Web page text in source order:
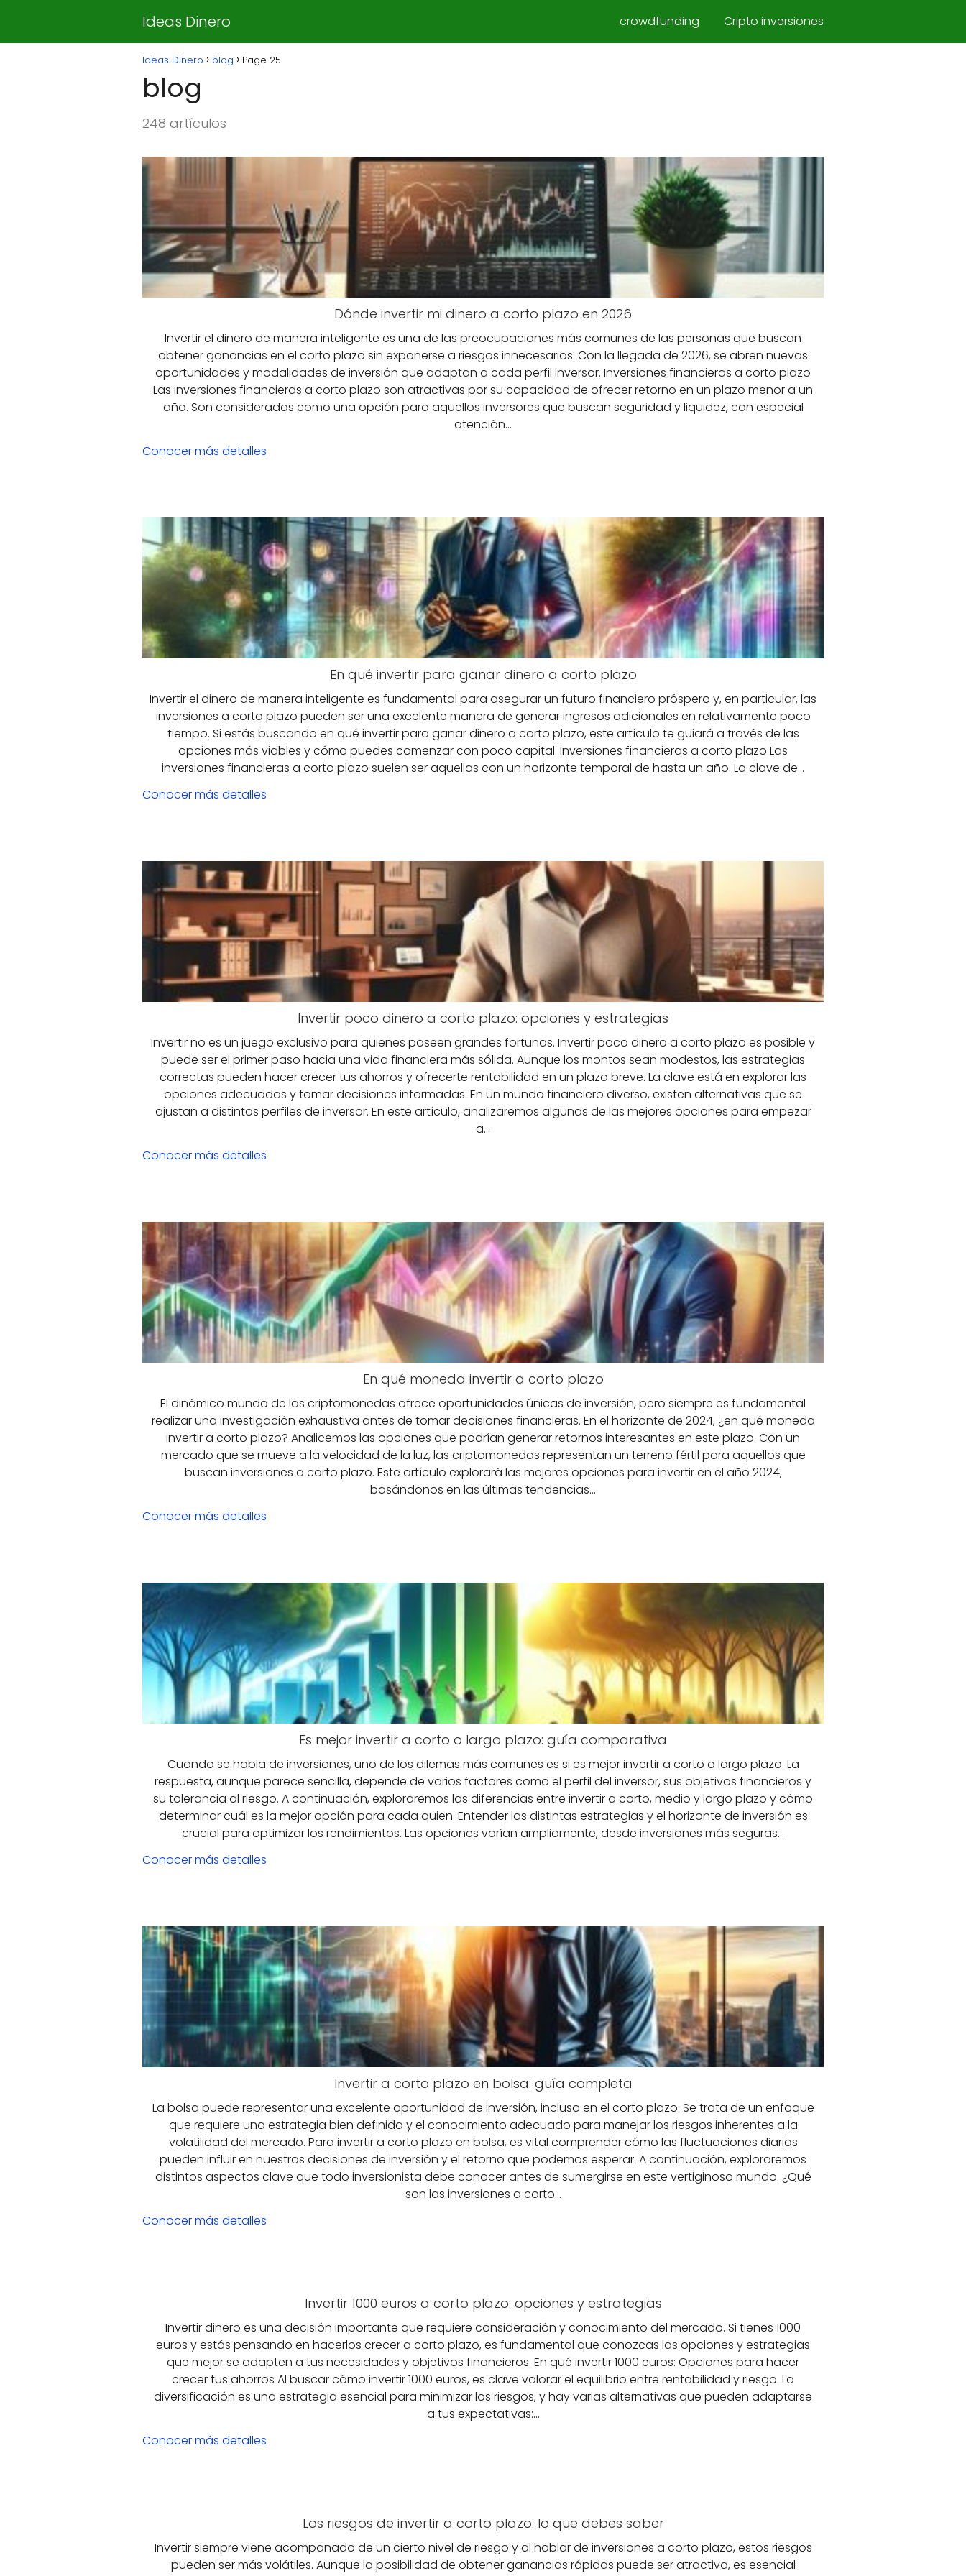
Ideas Dinero crowdfunding Cripto inversiones
Ideas Dinero blog Page 25
blog
248 artículos
Dónde invertir mi dinero a corto plazo en 2026
Invertir el dinero de manera inteligente es una de las preocupaciones más comunes de las personas que buscan
obtener ganancias en el corto plazo sin exponerse a riesgos innecesarios. Con la llegada de 2026, se abren nuevas
oportunidades y modalidades de inversión que adaptan a cada perfil inversor. Inversiones financieras a corto plazo
Las inversiones financieras a corto plazo son atractivas por su capacidad de ofrecer retorno en un plazo menor a un
año. Son consideradas como una opción para aquellos inversores que buscan seguridad y liquidez, con especial
atención…
Conocer más detalles
En qué invertir para ganar dinero a corto plazo
Invertir el dinero de manera inteligente es fundamental para asegurar un futuro financiero próspero y, en particular, las
inversiones a corto plazo pueden ser una excelente manera de generar ingresos adicionales en relativamente poco
tiempo. Si estás buscando en qué invertir para ganar dinero a corto plazo, este artículo te guiará a través de las
opciones más viables y cómo puedes comenzar con poco capital. Inversiones financieras a corto plazo Las
inversiones financieras a corto plazo suelen ser aquellas con un horizonte temporal de hasta un año. La clave de…
Conocer más detalles
Invertir poco dinero a corto plazo: opciones y estrategias
Invertir no es un juego exclusivo para quienes poseen grandes fortunas. Invertir poco dinero a corto plazo es posible y
puede ser el primer paso hacia una vida financiera más sólida. Aunque los montos sean modestos, las estrategias
correctas pueden hacer crecer tus ahorros y ofrecerte rentabilidad en un plazo breve. La clave está en explorar las
opciones adecuadas y tomar decisiones informadas. En un mundo financiero diverso, existen alternativas que se
ajustan a distintos perfiles de inversor. En este artículo, analizaremos algunas de las mejores opciones para empezar
a…
Conocer más detalles
En qué moneda invertir a corto plazo
El dinámico mundo de las criptomonedas ofrece oportunidades únicas de inversión, pero siempre es fundamental
realizar una investigación exhaustiva antes de tomar decisiones financieras. En el horizonte de 2024, ¿en qué moneda
invertir a corto plazo? Analicemos las opciones que podrían generar retornos interesantes en este plazo. Con un
mercado que se mueve a la velocidad de la luz, las criptomonedas representan un terreno fértil para aquellos que
buscan inversiones a corto plazo. Este artículo explorará las mejores opciones para invertir en el año 2024,
basándonos en las últimas tendencias…
Conocer más detalles
Es mejor invertir a corto o largo plazo: guía comparativa
Cuando se habla de inversiones, uno de los dilemas más comunes es si es mejor invertir a corto o largo plazo. La
respuesta, aunque parece sencilla, depende de varios factores como el perfil del inversor, sus objetivos financieros y
su tolerancia al riesgo. A continuación, exploraremos las diferencias entre invertir a corto, medio y largo plazo y cómo
determinar cuál es la mejor opción para cada quien. Entender las distintas estrategias y el horizonte de inversión es
crucial para optimizar los rendimientos. Las opciones varían ampliamente, desde inversiones más seguras…
Conocer más detalles
Invertir a corto plazo en bolsa: guía completa
La bolsa puede representar una excelente oportunidad de inversión, incluso en el corto plazo. Se trata de un enfoque
que requiere una estrategia bien definida y el conocimiento adecuado para manejar los riesgos inherentes a la
volatilidad del mercado. Para invertir a corto plazo en bolsa, es vital comprender cómo las fluctuaciones diarias
pueden influir en nuestras decisiones de inversión y el retorno que podemos esperar. A continuación, exploraremos
distintos aspectos clave que todo inversionista debe conocer antes de sumergirse en este vertiginoso mundo. ¿Qué
son las inversiones a corto…
Conocer más detalles
Invertir 1000 euros a corto plazo: opciones y estrategias
Invertir dinero es una decisión importante que requiere consideración y conocimiento del mercado. Si tienes 1000
euros y estás pensando en hacerlos crecer a corto plazo, es fundamental que conozcas las opciones y estrategias
que mejor se adapten a tus necesidades y objetivos financieros. En qué invertir 1000 euros: Opciones para hacer
crecer tus ahorros Al buscar cómo invertir 1000 euros, es clave valorar el equilibrio entre rentabilidad y riesgo. La
diversificación es una estrategia esencial para minimizar los riesgos, y hay varias alternativas que pueden adaptarse
a tus expectativas:…
Conocer más detalles
Los riesgos de invertir a corto plazo: lo que debes saber
Invertir siempre viene acompañado de un cierto nivel de riesgo y al hablar de inversiones a corto plazo, estos riesgos
pueden ser más volátiles. Aunque la posibilidad de obtener ganancias rápidas puede ser atractiva, es esencial